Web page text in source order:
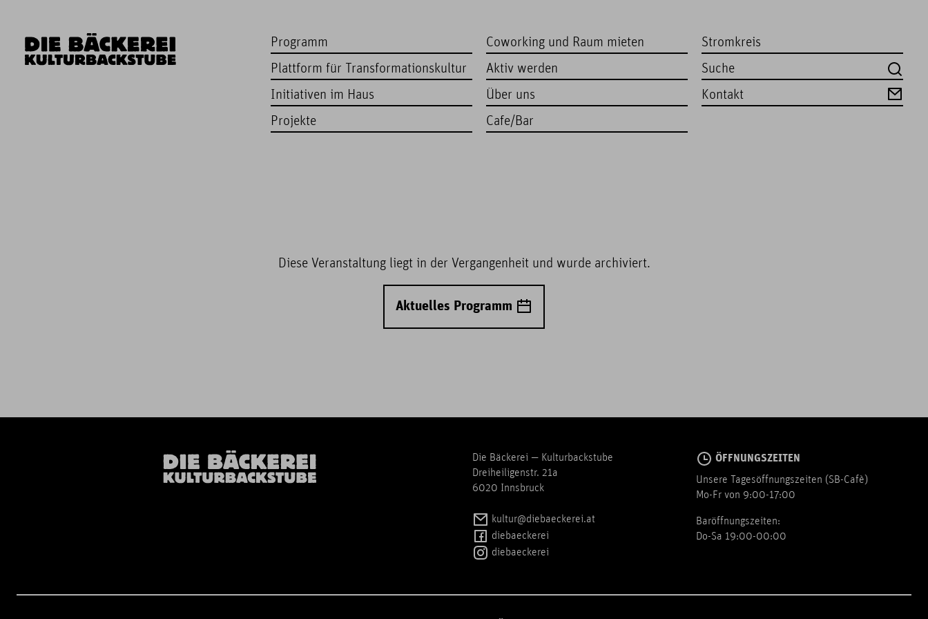
Programm
Plattform für Transformationskultur
Initiativen im Haus
Projekte
Coworking und Raum mieten
Aktiv werden
Über uns
Cafe/Bar
Stromkreis
Kontakt
Diese Veranstaltung liegt in der Vergangenheit und wurde archiviert.
Aktuelles Programm
Die Bäckerei — Kulturbackstube
Dreiheiligenstr. 21a
6020 Innsbruck
kultur@diebaeckerei.at
diebaeckerei
diebaeckerei
ÖFFNUNGSZEITEN
Unsere Tagesöffnungszeiten (SB-Cafè)
Mo-Fr von 9:00-17:00
Baröffnungszeiten:
Do-Sa 19:00-00:00